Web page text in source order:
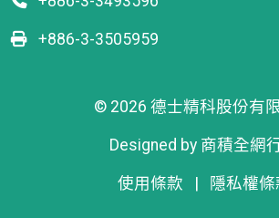
+886-3-3505959
© 2026 德士精科股份有
Designed by 商積全網
使用條款 隱私權條